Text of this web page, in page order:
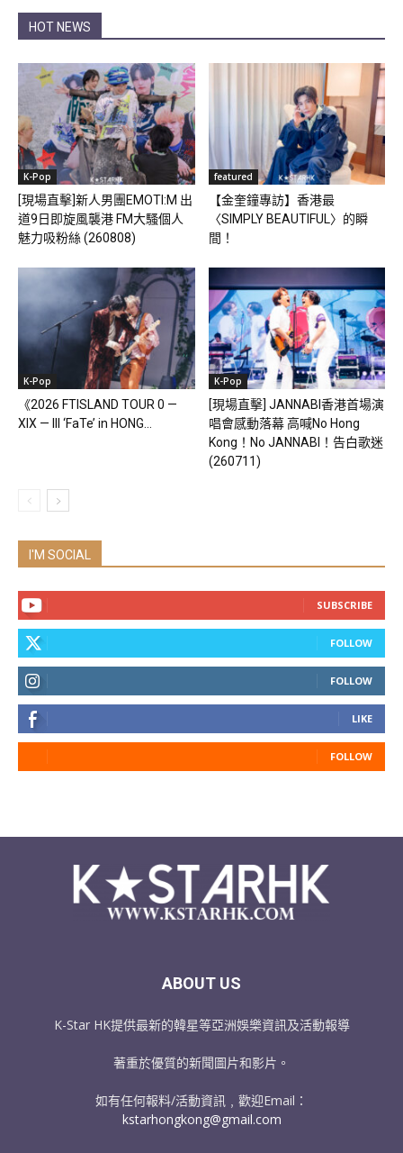
HOT NEWS
K-Pop
[現場直擊]新人男團EMOTI:M 出
道9日即旋風襲港 FM大騷個人
魅力吸粉絲 (260808)
featured
【金奎鐘專訪】香港最
〈SIMPLY BEAUTIFUL〉的瞬
間！
K-Pop
《2026 FTISLAND TOUR 0 —
XIX — III ‘FaTe’ in HONG...
K-Pop
[現場直擊] JANNABI香港首場演
唱會感動落幕 高喊No Hong
Kong！No JANNABI！告白歌迷
(260711)
I'M SOCIAL
SUBSCRIBE
FOLLOW
FOLLOW
LIKE
FOLLOW
ABOUT US
K-Star HK提供最新的韓星等亞洲娛樂資訊及活動報導
著重於優質的新聞圖片和影片。
如有任何報料/活動資訊﹐歡迎Email：
kstarhongkong@gmail.com